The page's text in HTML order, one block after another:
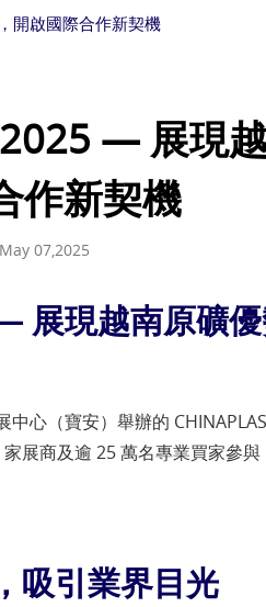
開啟國際合作新契機
— 展現
作新契機
May 07,2025
展現越南原礦
心（寶安）舉辦的
展商及逾 25 萬名專業買家參
吸引業界目光